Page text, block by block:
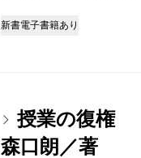
新書電子書籍あり
授業の復権
森口朗／著